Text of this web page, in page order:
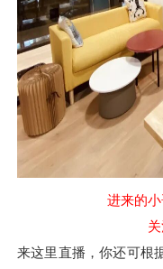
进来的
来这里直播，你还可根